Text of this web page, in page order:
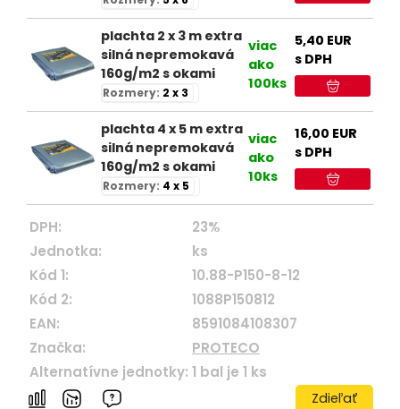
plachta 2 x 3 m extra
silná nepremokavá
160g/m2 s okami
Rozmery: 2 x 3
viac
ako
100ks
5,40 EUR
s DPH
plachta 4 x 5 m extra
silná nepremokavá
160g/m2 s okami
Rozmery: 4 x 5
viac
ako
10ks
16,00 EUR
s DPH
DPH:
23%
Jednotka:
ks
Kód 1:
10.88-P150-8-12
Kód 2:
1088P150812
EAN:
8591084108307
Značka:
PROTECO
Alternatívne jednotky: 1 bal je 1 ks
Zdieľať